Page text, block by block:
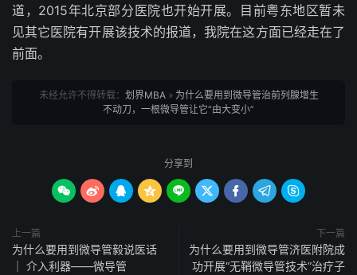
道，2015年北京部分医院也开始开展。目前粤东地区暂未
见其它医院有开展该技术的报道，我院在这方面已经走在了
前面。
未经允许不得转载： 划界MBA» 为什么要用到微导管治前列腺增生
不动刀，一根微导管让它“由大变小”
分享到
        
上一篇
为什么要用到微导管毅说医话
｜ 介入利器——微导管
下一篇
为什么要用到微导管济医附院成
功开展“无鞘微导管技术”治疗子